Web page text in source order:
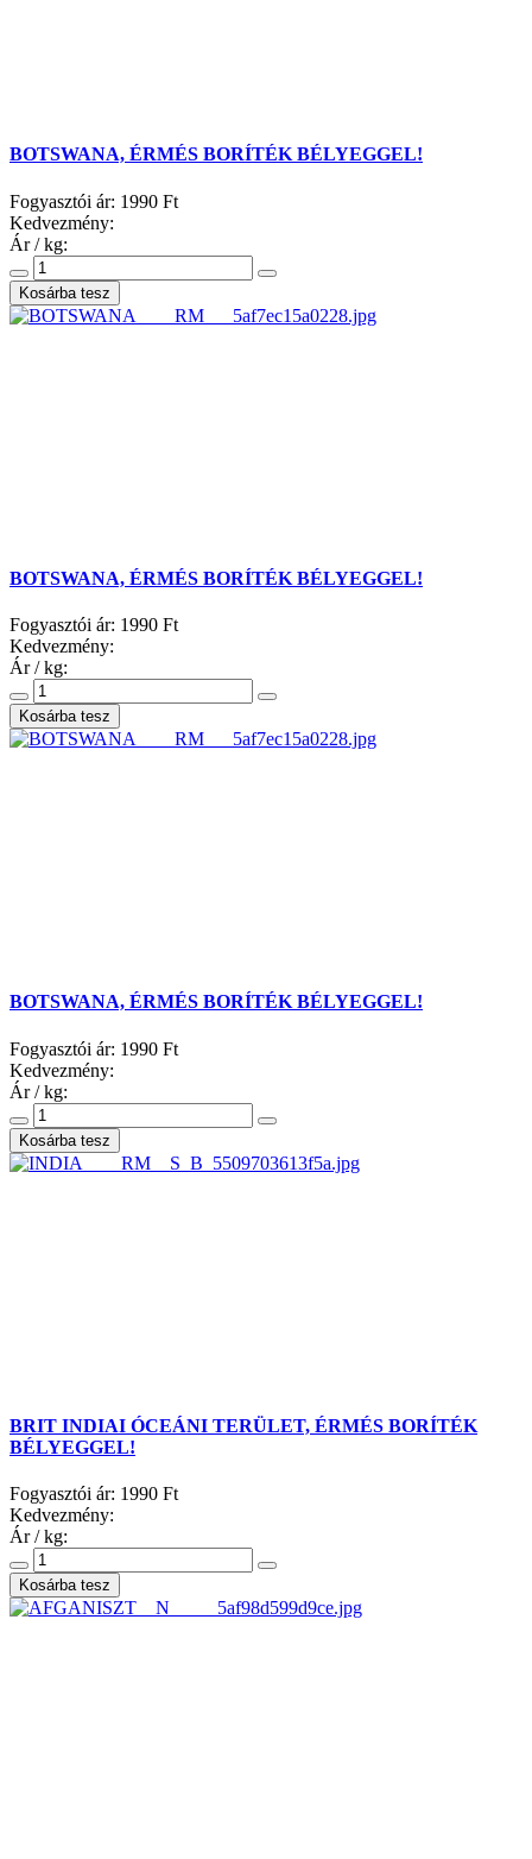
BOTSWANA, ÉRMÉS BORÍTÉK BÉLYEGGEL!
Fogyasztói ár: 1990 Ft
Kedvezmény:
Ár / kg:
BOTSWANA, ÉRMÉS BORÍTÉK BÉLYEGGEL!
Fogyasztói ár: 1990 Ft
Kedvezmény:
Ár / kg:
BOTSWANA, ÉRMÉS BORÍTÉK BÉLYEGGEL!
Fogyasztói ár: 1990 Ft
Kedvezmény:
Ár / kg:
BRIT INDIAI ÓCEÁNI TERÜLET, ÉRMÉS BORÍTÉK
BÉLYEGGEL!
Fogyasztói ár: 1990 Ft
Kedvezmény:
Ár / kg: